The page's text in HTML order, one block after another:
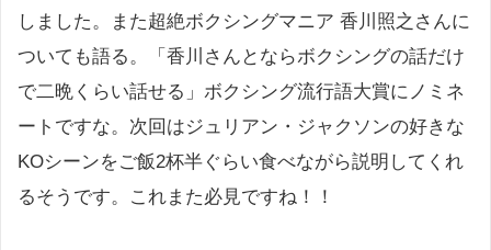
しました。また超絶ボクシングマニア 香川照之さんに
ついても語る。「香川さんとならボクシングの話だけ
で二晩くらい話せる」ボクシング流行語大賞にノミネ
ートですな。次回はジュリアン・ジャクソンの好きな
KOシーンをご飯2杯半ぐらい食べながら説明してくれ
るそうです。これまた必見ですね！！